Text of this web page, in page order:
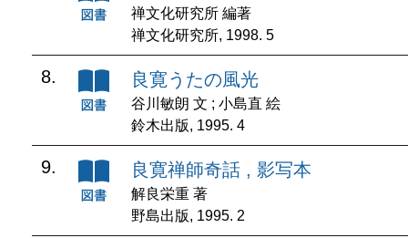
禅文化研究所 編著
禅文化研究所, 1998. 5
8. 良寛うたの風光
谷川敏朗 文 ; 小島直 絵
鈴木出版, 1995. 4
9. 良寛禅師奇話 , 影写本
解良栄重 著
野島出版, 1995. 2